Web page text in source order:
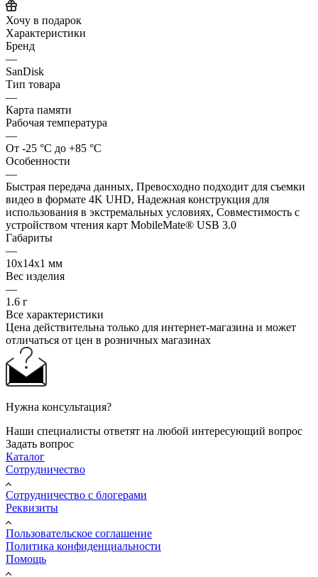
Хочу в подарок
Характеристики
Бренд
—
SanDisk
Тип товара
—
Карта памяти
Рабочая температура
—
От -25 °C до +85 °C
Особенности
—
Быстрая передача данных, Превосходно подходит для съемки
видео в формате 4K UHD, Надежная конструкция для
использования в экстремальных условиях, Совместимость с
устройством чтения карт MobileMate® USB 3.0
Габариты
—
10х14х1 мм
Вес изделия
—
1.6 г
Все характеристики
Цена действительна только для интернет-магазина и может
отличаться от цен в розничных магазинах
Нужна консультация?
Наши специалисты ответят на любой интересующий вопрос
Задать вопрос
Каталог
Сотрудничество
Сотрудничество с блогерами
Реквизиты
Пользовательское соглашение
Политика конфиденциальности
Помощь